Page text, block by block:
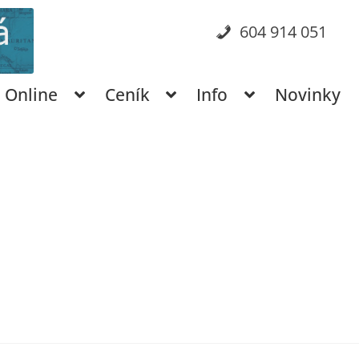
604 914 051
Online Ceník Info Novinky